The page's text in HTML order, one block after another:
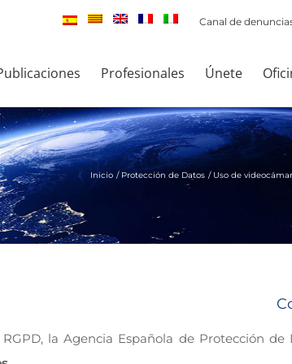
Canal de
Profesionales Únete
Inicio Protección de Datos Uso de
la Agencia Española de Protección de